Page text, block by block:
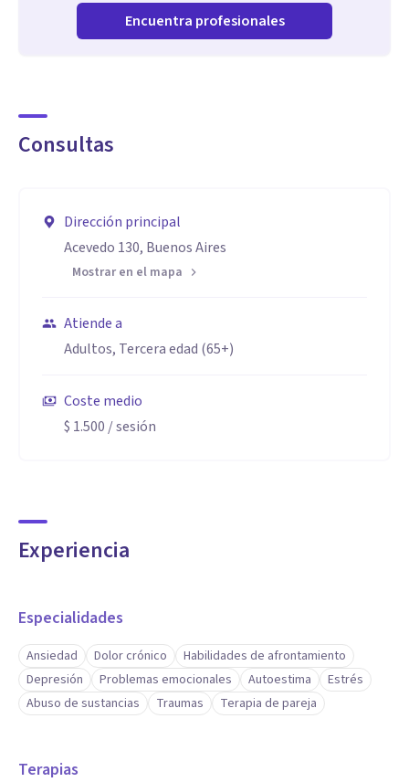
Encuentra profesionales
Consultas
Dirección principal
Acevedo 130, Buenos Aires
Mostrar en el mapa
Atiende a
Adultos, Tercera edad (65+)
Coste medio
$ 1.500 / sesión
Experiencia
Especialidades
Ansiedad Dolor crónico
Habilidades de afrontamiento
Depresión
Problemas emocionales Autoestima
Estrés
Abuso de sustancias
Traumas Terapia de pareja
Terapias